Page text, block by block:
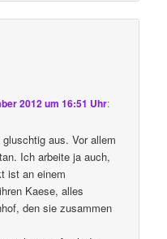
2012 um 16:51 Uhr:
aus. Vor allem
Ich arbeite ja auch,
ist an einem
Kaese, alles
den sie zusammen